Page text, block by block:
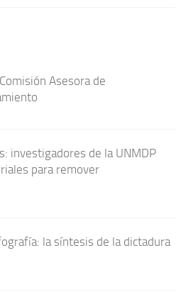
Asesora de
investigadores de la UNMDP
para remover
la síntesis de la dictadura